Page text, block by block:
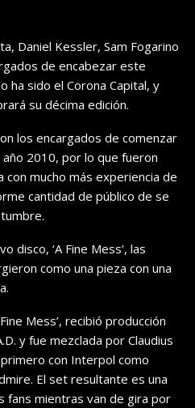
Daniel Kessler, Sam Fogarino
de encabezar este
ha sido el Corona Capital, y
su décima edición.
los encargados de comenzar
2010, por lo que fueron
mucho más experiencia de
cantidad de público de se
disco, ‘A Fine Mess’, las
como una pieza con una
Mess’, recibió producción
y fue mezclada por Claudius
con Interpol como
El set resultante es una
fans mientras van de gira por